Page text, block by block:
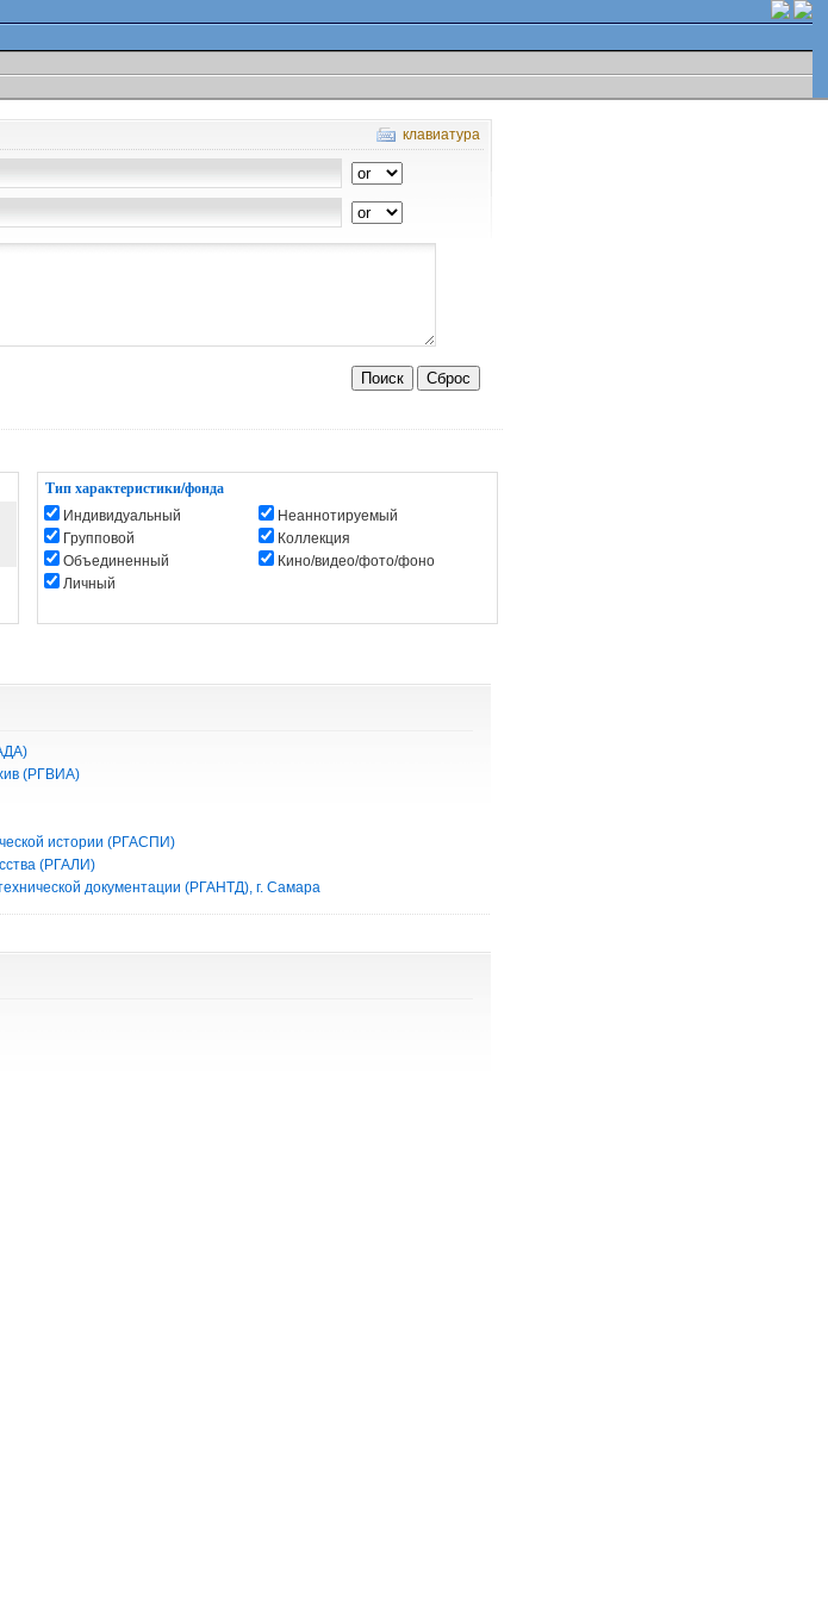
клавиатура
Тип характеристики/фонда
Индивидуальный
Групповой
Объединенный
Личный
Неаннотируемый
Коллекция
Кино/видео/фото/фоно
(РГВИА)
истории (РГАСПИ)
(РГАЛИ)
документации (РГАНТД), г. Самара